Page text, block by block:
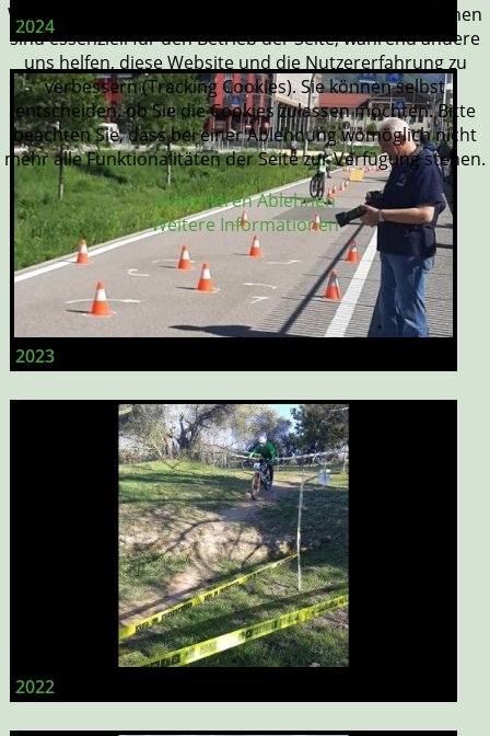
2024
2023
2022
Wir nutzen Cookies auf unserer Website. Einige von ihnen
sind essenziell für den Betrieb der Seite, während andere
uns helfen, diese Website und die Nutzererfahrung zu
verbessern (Tracking Cookies). Sie können selbst
entscheiden, ob Sie die Cookies zulassen möchten. Bitte
beachten Sie, dass bei einer Ablehnung womöglich nicht
mehr alle Funktionalitäten der Seite zur Verfügung stehen.
AkzeptierenAblehnen
Weitere Informationen